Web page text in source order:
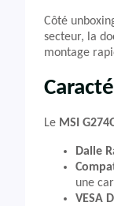
Côté
secteur, la
montage
Le MSI
Dalle
une
VESA